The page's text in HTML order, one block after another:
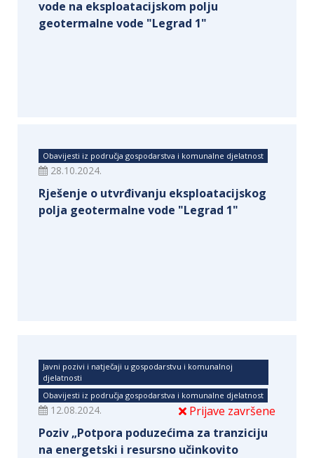
vode na eksploatacijskom polju
geotermalne vode "Legrad 1"
Obavijesti iz područja gospodarstva i komunalne djelatnost
28.10.2024.
Rješenje o utvrđivanju eksploatacijskog
polja geotermalne vode "Legrad 1"
Javni pozivi i natječaji u gospodarstvu i komunalnoj
djelatnosti
Obavijesti iz područja gospodarstva i komunalne djelatnost
Prijave završene
12.08.2024.
Poziv „Potpora poduzećima za tranziciju
na energetski i resursno učinkovito